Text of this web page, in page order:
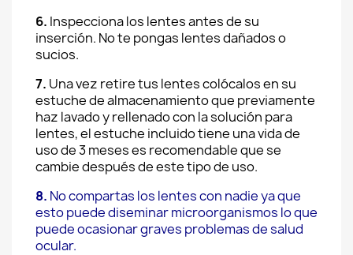
6. Inspecciona los lentes antes de su
inserción. No te pongas lentes dañados o
sucios.
7. Una vez retire tus lentes colócalos en su
estuche de almacenamiento que previamente
haz lavado y rellenado con la solución para
lentes, el estuche incluido tiene una vida de
uso de 3 meses es recomendable que se
cambie después de este tipo de uso.
8. No compartas los lentes con nadie ya que
esto puede diseminar microorganismos lo que
puede ocasionar graves problemas de salud
ocular.